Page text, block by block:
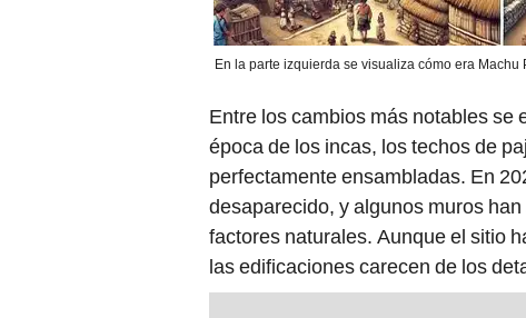
En la parte izquierda se visualiza cómo era
Entre los cambios más notables se
época de los incas, los techos de
perfectamente ensambladas. En
desaparecido, y algunos muros
factores naturales. Aunque el sitio
las edificaciones carecen de los